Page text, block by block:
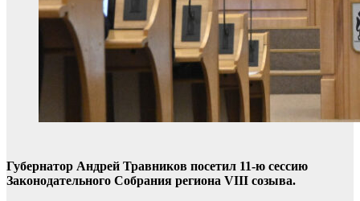
Губернатор Андрей Травников посетил 11-ю сессию
Законодательного Собрания региона VIII созыва.